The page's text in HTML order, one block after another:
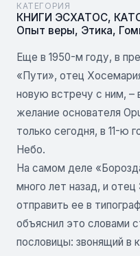
КАТЕГОРИЯ
КНИГИ ЭСХАТОС,
Опыт веры, Этика,
Еще в 1950-м году, в
«Пути», отец
новую встречу с ним, –
желание основателя
только сегодня, в 11-ю
Небо.
На самом деле
много лет назад, и
отправить ее в
объяснил это словами
пословицы: звонящий в